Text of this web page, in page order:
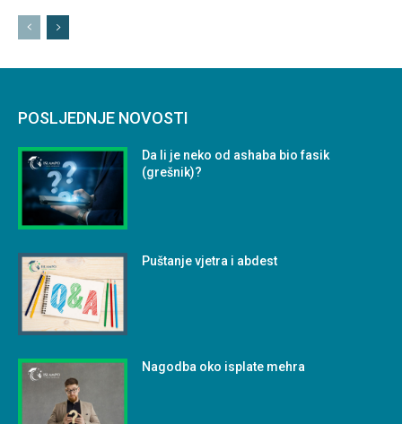
POSLJEDNJE NOVOSTI
Da li je neko od ashaba bio fasik
(grešnik)?
Puštanje vjetra i abdest
Nagodba oko isplate mehra